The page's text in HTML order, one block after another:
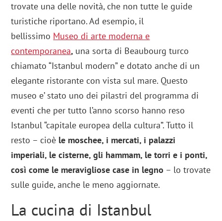
trovate una delle novità, che non tutte le guide
turistiche riportano. Ad esempio, il
bellissimo Museo di arte moderna e
contemporanea, una sorta di Beaubourg turco
chiamato “Istanbul modern” e dotato anche di un
elegante ristorante con vista sul mare. Questo
museo e’ stato uno dei pilastri del programma di
eventi che per tutto l’anno scorso hanno reso
Istanbul “capitale europea della cultura”. Tutto il
resto – cioè le moschee, i mercati, i palazzi
imperiali, le cisterne, gli hammam, le torri e i ponti,
così come le meravigliose case in legno – lo trovate
sulle guide, anche le meno aggiornate.
La cucina di Istanbul